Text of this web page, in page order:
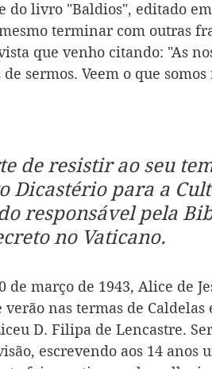
do livro "Baldios", editado
terminar com outras
que venho citando: "As
sermos. Veem o que
de resistir ao seu
Dicastério para a
responsável pela
no Vaticano.
de março de 1943, Alice de
nas termas de
D. Filipa de Lencastre.
escrevendo aos 14 anos